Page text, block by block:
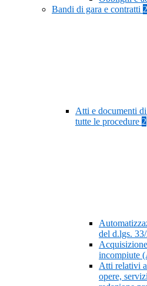
Bandi di gara e contratti
Atti e documenti
tutte le procedure 2
del d.lgs.
incompiute
Atti relativi
opere,